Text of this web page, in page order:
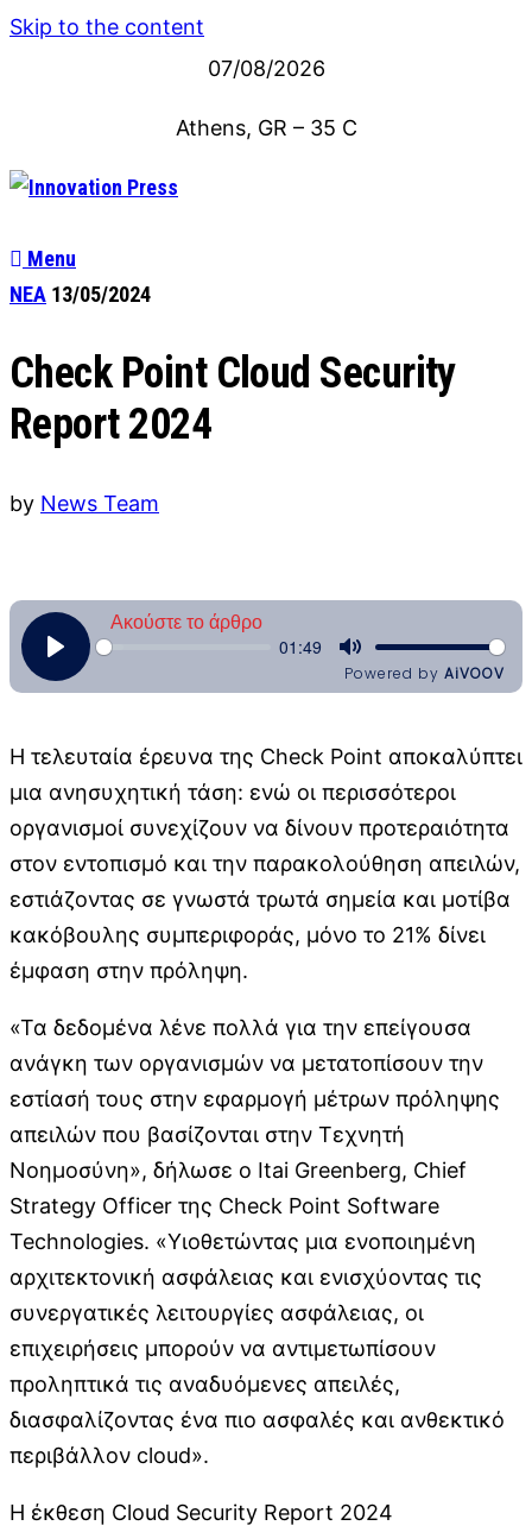
Skip to the content
07/08/2026
Athens, GR – 35 C
Menu
ΝΕΑ 13/05/2024
Check Point Cloud Security
Report 2024
by News Team
Η τελευταία έρευνα της Check Point αποκαλύπτει
μια ανησυχητική τάση: ενώ οι περισσότεροι
οργανισμοί συνεχίζουν να δίνουν προτεραιότητα
στον εντοπισμό και την παρακολούθηση απειλών,
εστιάζοντας σε γνωστά τρωτά σημεία και μοτίβα
κακόβουλης συμπεριφοράς, μόνο το 21% δίνει
έμφαση στην πρόληψη.
«Τα δεδομένα λένε πολλά για την επείγουσα
ανάγκη των οργανισμών να μετατοπίσουν την
εστίασή τους στην εφαρμογή μέτρων πρόληψης
απειλών που βασίζονται στην Tεχνητή
Nοημοσύνη», δήλωσε ο Itai Greenberg, Chief
Strategy Officer της Check Point Software
Technologies. «Υιοθετώντας μια ενοποιημένη
αρχιτεκτονική ασφάλειας και ενισχύοντας τις
συνεργατικές λειτουργίες ασφάλειας, οι
επιχειρήσεις μπορούν να αντιμετωπίσουν
προληπτικά τις αναδυόμενες απειλές,
διασφαλίζοντας ένα πιο ασφαλές και ανθεκτικό
περιβάλλον cloud».
Η έκθεση Cloud Security Report 2024